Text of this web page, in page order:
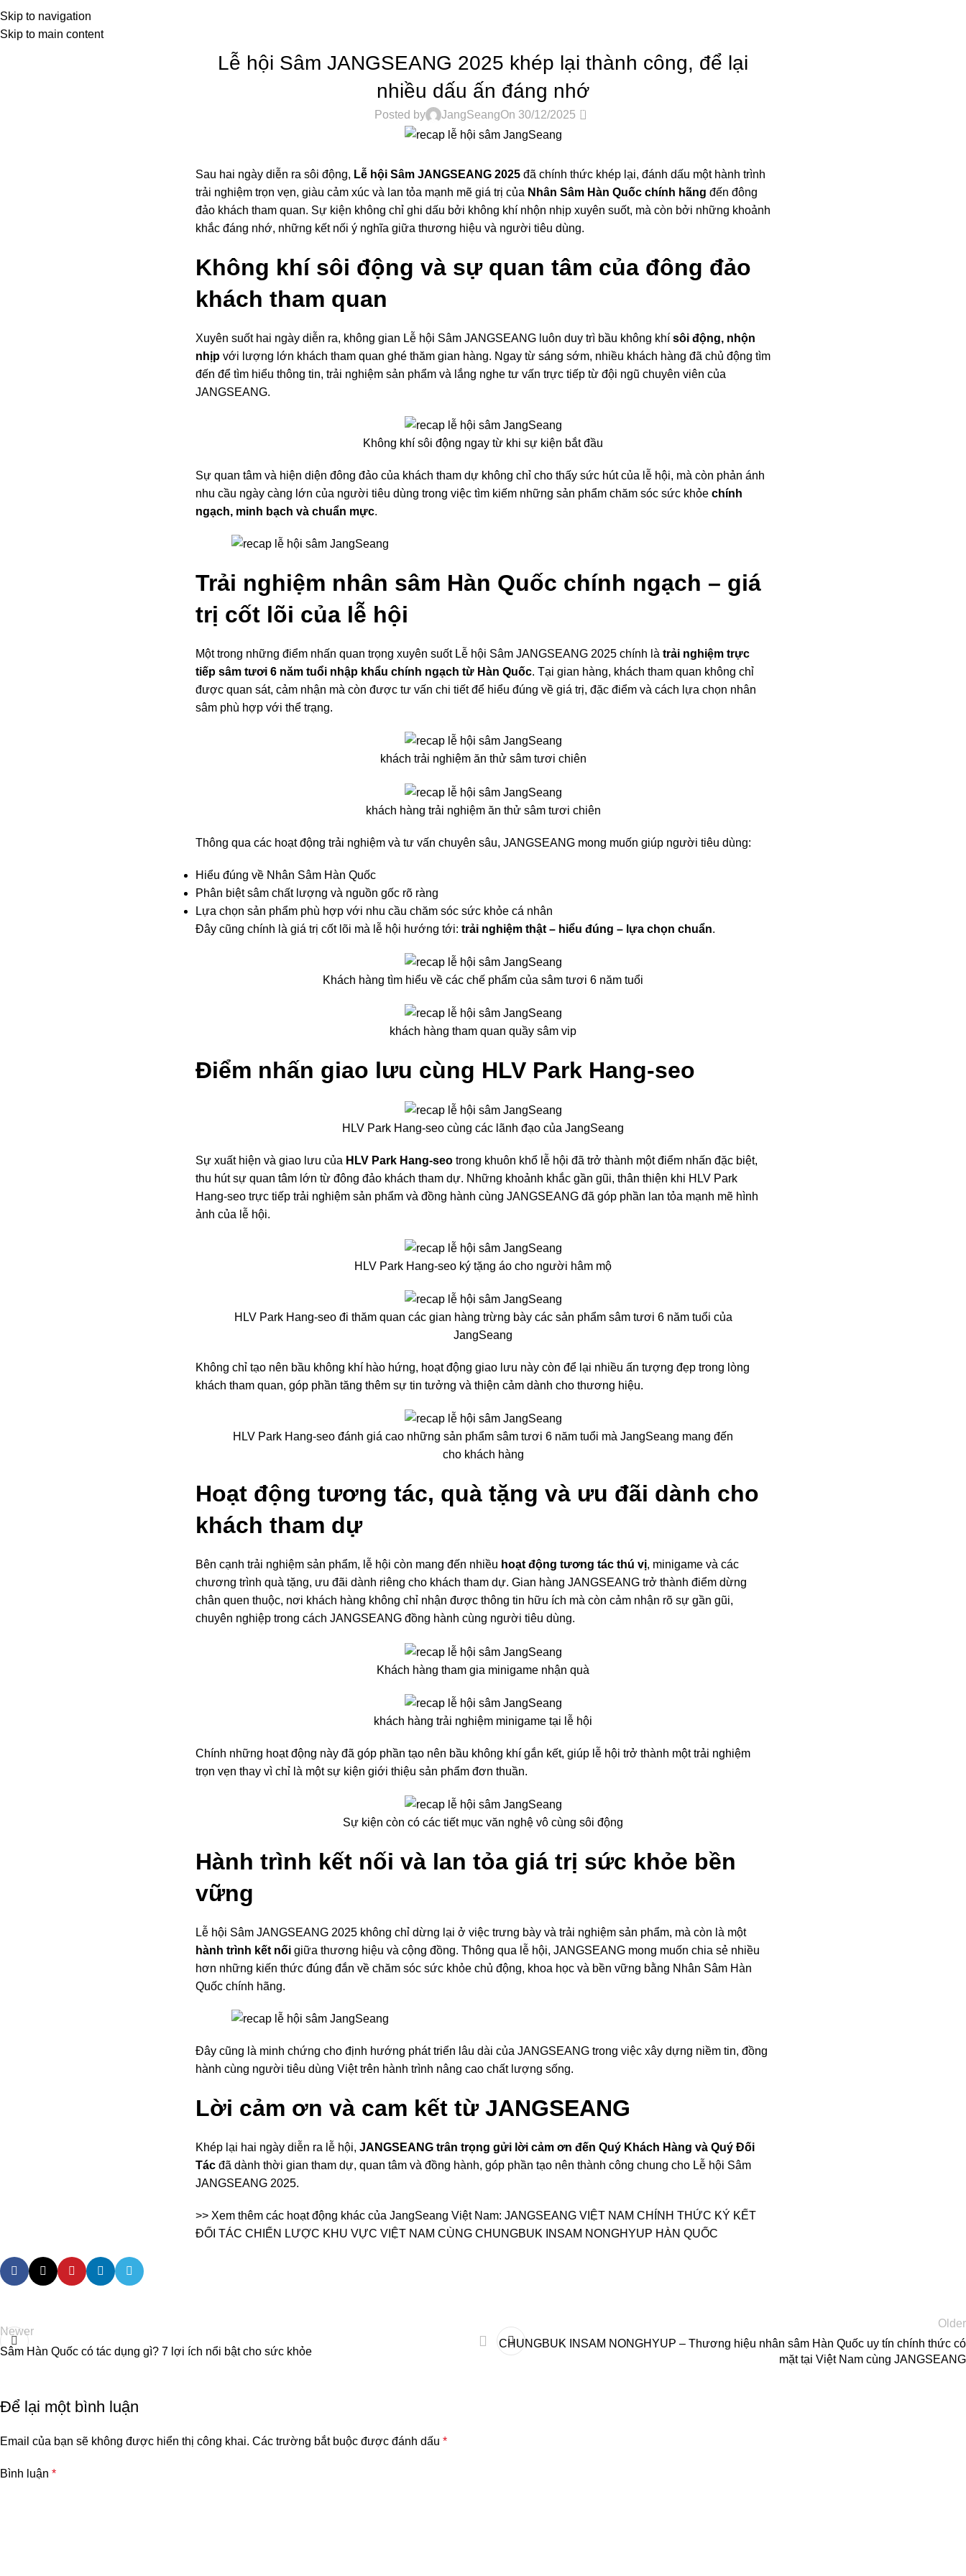
Skip to navigation
Skip to main content
chủVề chúng tôi
Lễ hội Sâm JANGSEANG 2025 khép lại thành công, để lại
nhiều dấu ấn đáng nhớ
Posted by JangSeangOn 30/12/2025 0
Sau hai ngày diễn ra sôi động, Lễ hội Sâm JANGSEANG 2025 đã chính thức khép lại, đánh dấu một hành trình
trải nghiệm trọn vẹn, giàu cảm xúc và lan tỏa mạnh mẽ giá trị của Nhân Sâm Hàn Quốc chính hãng đến đông
đảo khách tham quan. Sự kiện không chỉ ghi dấu bởi không khí nhộn nhịp xuyên suốt, mà còn bởi những khoảnh
khắc đáng nhớ, những kết nối ý nghĩa giữa thương hiệu và người tiêu dùng.
Không khí sôi động và sự quan tâm của đông đảo
khách tham quan
Xuyên suốt hai ngày diễn ra, không gian Lễ hội Sâm JANGSEANG luôn duy trì bầu không khí sôi động, nhộn
nhịp với lượng lớn khách tham quan ghé thăm gian hàng. Ngay từ sáng sớm, nhiều khách hàng đã chủ động tìm
đến để tìm hiểu thông tin, trải nghiệm sản phẩm và lắng nghe tư vấn trực tiếp từ đội ngũ chuyên viên của
JANGSEANG.
Không khí sôi động ngay từ khi sự kiện bắt đầu
Sự quan tâm và hiện diện đông đảo của khách tham dự không chỉ cho thấy sức hút của lễ hội, mà còn phản ánh
nhu cầu ngày càng lớn của người tiêu dùng trong việc tìm kiếm những sản phẩm chăm sóc sức khỏe chính
ngạch, minh bạch và chuẩn mực.
Trải nghiệm nhân sâm Hàn Quốc chính ngạch – giá
trị cốt lõi của lễ hội
Một trong những điểm nhấn quan trọng xuyên suốt Lễ hội Sâm JANGSEANG 2025 chính là trải nghiệm trực
tiếp sâm tươi 6 năm tuổi nhập khẩu chính ngạch từ Hàn Quốc. Tại gian hàng, khách tham quan không chỉ
được quan sát, cảm nhận mà còn được tư vấn chi tiết để hiểu đúng về giá trị, đặc điểm và cách lựa chọn nhân
sâm phù hợp với thể trạng.
khách trải nghiệm ăn thử sâm tươi chiên
khách hàng trải nghiệm ăn thử sâm tươi chiên
Thông qua các hoạt động trải nghiệm và tư vấn chuyên sâu, JANGSEANG mong muốn giúp người tiêu dùng:
Hiểu đúng về Nhân Sâm Hàn Quốc
Phân biệt sâm chất lượng và nguồn gốc rõ ràng
Lựa chọn sản phẩm phù hợp với nhu cầu chăm sóc sức khỏe cá nhân
Đây cũng chính là giá trị cốt lõi mà lễ hội hướng tới: trải nghiệm thật – hiểu đúng – lựa chọn chuẩn.
Khách hàng tìm hiểu về các chế phẩm của sâm tươi 6 năm tuổi
khách hàng tham quan quầy sâm vip
Điểm nhấn giao lưu cùng HLV Park Hang-seo
HLV Park Hang-seo cùng các lãnh đạo của JangSeang
Sự xuất hiện và giao lưu của HLV Park Hang-seo trong khuôn khổ lễ hội đã trở thành một điểm nhấn đặc biệt,
thu hút sự quan tâm lớn từ đông đảo khách tham dự. Những khoảnh khắc gần gũi, thân thiện khi HLV Park
Hang-seo trực tiếp trải nghiệm sản phẩm và đồng hành cùng JANGSEANG đã góp phần lan tỏa mạnh mẽ hình
ảnh của lễ hội.
HLV Park Hang-seo ký tặng áo cho người hâm mộ
HLV Park Hang-seo đi thăm quan các gian hàng trừng bày các sản phẩm sâm tươi 6 năm tuổi của
JangSeang
Không chỉ tạo nên bầu không khí hào hứng, hoạt động giao lưu này còn để lại nhiều ấn tượng đẹp trong lòng
khách tham quan, góp phần tăng thêm sự tin tưởng và thiện cảm dành cho thương hiệu.
HLV Park Hang-seo đánh giá cao những sản phẩm sâm tươi 6 năm tuổi mà JangSeang mang đến
cho khách hàng
Hoạt động tương tác, quà tặng và ưu đãi dành cho
khách tham dự
Bên cạnh trải nghiệm sản phẩm, lễ hội còn mang đến nhiều hoạt động tương tác thú vị, minigame và các
chương trình quà tặng, ưu đãi dành riêng cho khách tham dự. Gian hàng JANGSEANG trở thành điểm dừng
chân quen thuộc, nơi khách hàng không chỉ nhận được thông tin hữu ích mà còn cảm nhận rõ sự gần gũi,
chuyên nghiệp trong cách JANGSEANG đồng hành cùng người tiêu dùng.
Khách hàng tham gia minigame nhận quà
khách hàng trải nghiệm minigame tại lễ hội
Chính những hoạt động này đã góp phần tạo nên bầu không khí gắn kết, giúp lễ hội trở thành một trải nghiệm
trọn vẹn thay vì chỉ là một sự kiện giới thiệu sản phẩm đơn thuần.
Sự kiện còn có các tiết mục văn nghệ vô cùng sôi động
Hành trình kết nối và lan tỏa giá trị sức khỏe bền
vững
Lễ hội Sâm JANGSEANG 2025 không chỉ dừng lại ở việc trưng bày và trải nghiệm sản phẩm, mà còn là một
hành trình kết nối giữa thương hiệu và cộng đồng. Thông qua lễ hội, JANGSEANG mong muốn chia sẻ nhiều
hơn những kiến thức đúng đắn về chăm sóc sức khỏe chủ động, khoa học và bền vững bằng Nhân Sâm Hàn
Quốc chính hãng.
Đây cũng là minh chứng cho định hướng phát triển lâu dài của JANGSEANG trong việc xây dựng niềm tin, đồng
hành cùng người tiêu dùng Việt trên hành trình nâng cao chất lượng sống.
Lời cảm ơn và cam kết từ JANGSEANG
Khép lại hai ngày diễn ra lễ hội, JANGSEANG trân trọng gửi lời cảm ơn đến Quý Khách Hàng và Quý Đối
Tác đã dành thời gian tham dự, quan tâm và đồng hành, góp phần tạo nên thành công chung cho Lễ hội Sâm
JANGSEANG 2025.
>> Xem thêm các hoạt động khác của JangSeang Việt Nam: JANGSEANG VIỆT NAM CHÍNH THỨC KÝ KẾT
ĐỐI TÁC CHIẾN LƯỢC KHU VỰC VIỆT NAM CÙNG CHUNGBUK INSAM NONGHYUP HÀN QUỐC
Newer
Sâm Hàn Quốc có tác dụng gì? 7 lợi ích nổi bật cho sức khỏe
Older
CHUNGBUK INSAM NONGHYUP – Thương hiệu nhân sâm Hàn Quốc uy tín chính thức có
mặt tại Việt Nam cùng JANGSEANG
Để lại một bình luận
Email của bạn sẽ không được hiển thị công khai. Các trường bắt buộc được đánh dấu *
Bình luận *